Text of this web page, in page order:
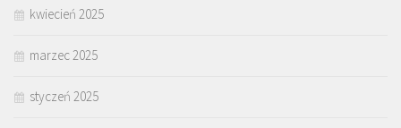
kwiecień 2025
marzec 2025
styczeń 2025